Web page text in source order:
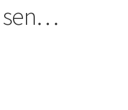
sen…